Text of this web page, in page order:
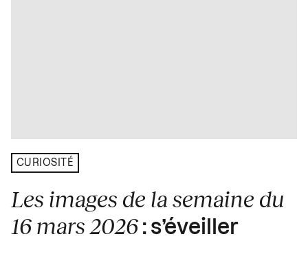
CURIOSITÉ
Les images de la semaine du
16 mars 2026 : s’éveiller